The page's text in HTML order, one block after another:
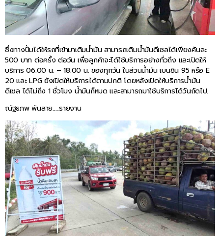
ซึ่งทางปั้มได้ให้รถที่เข้ามาเติมน้ำมัน สามารถเติมน้ำมันดีเซลได้เพียงคันละ
500 บาท ต่อครั้ง ต่อวัน เพื่อลูกค้าจะได้ใช้บริการอย่างทั่วถึง และเปิดให้
บริการ 06.00 น. – 18.00 น. ของทุกวัน ในส่วนน้ำมัน เบนซิน 95 หรือ E
20 และ LPG ยังเปิดให้บริการได้ตามปกติ โดยหลังเปิดให้บริการน้ำมัน
ดีเซล ได้ไม่ถึง 1 ชั่วโมง น้ำมันก็หมด และสามารถมาใช้บริการได้วันถัดไป.
ณัฐธภพ พันสาย…..รายงาน